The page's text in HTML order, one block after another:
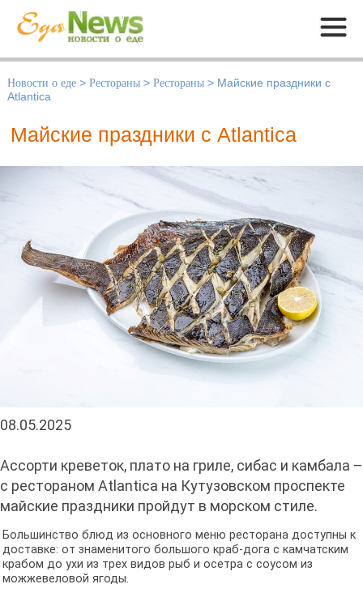
Меню
Новости о еде > Рестораны > Рестораны > Майские праздники с
Atlantica
Майские праздники с Atlantica
08.05.2025
Ассорти креветок, плато на гриле, сибас и камбала –
с рестораном Atlantica на Кутузовском проспекте
майские праздники пройдут в морском стиле.
Большинство блюд из основного меню ресторана доступны к
доставке: от знаменитого большого краб-дога с камчатским
крабом до ухи из трех видов рыб и осетра с соусом из
можжевеловой ягоды.